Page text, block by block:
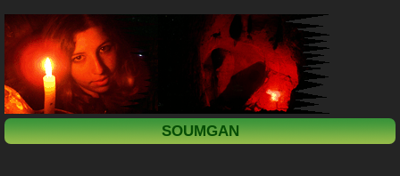
SOUMGAN